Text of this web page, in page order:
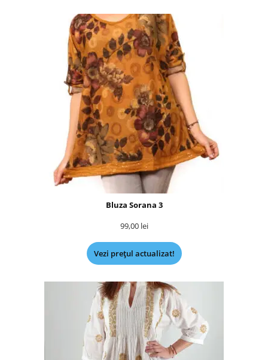
Bluza Sorana 3
99,00 lei
Vezi prețul actualizat!